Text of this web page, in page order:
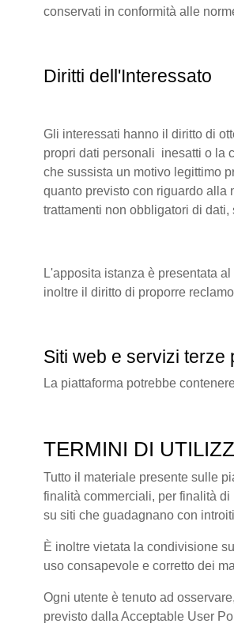
conservati in conformità alle
Diritti dell'Interessato
Gli interessati hanno il diritto di
propri dati personali inesatti o la
che sussista un motivo legittimo
quanto previsto con riguardo alla
trattamenti non obbligatori di
L'apposita istanza è presentata
inoltre il diritto di proporre
Siti web e servizi terze
La piattaforma potrebbe
TERMINI DI
Tutto il materiale presente sulle
finalità commerciali, per finalità
su siti che guadagnano con
È inoltre vietata la condivisione
uso consapevole e corretto dei
Ogni utente è tenuto ad
previsto dalla Acceptable User